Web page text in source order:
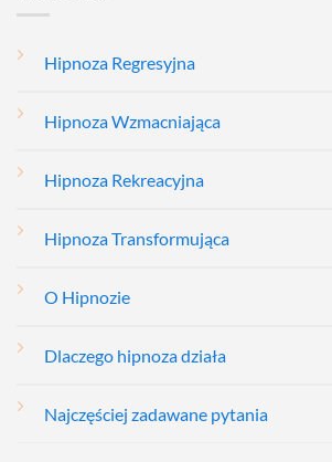
Hipnoza Regresyjna
Hipnoza Wzmacniająca
Hipnoza Rekreacyjna
Hipnoza Transformująca
O Hipnozie
Dlaczego hipnoza działa
Najczęściej zadawane pytania